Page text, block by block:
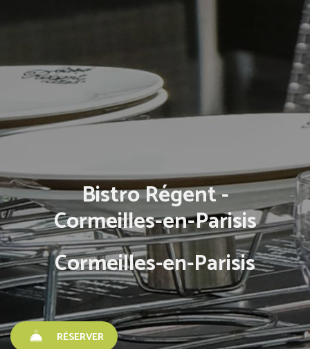
Bistro Régent -
Cormeilles-en-Parisis
Cormeilles-en-Parisis
RÉSERVER